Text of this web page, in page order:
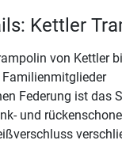
Kettler
von Kettler
Federung ist das
und